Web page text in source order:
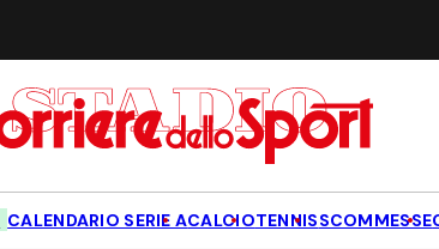
CALENDARIO SERIE ACALCIOTENNISSCOMMESSE